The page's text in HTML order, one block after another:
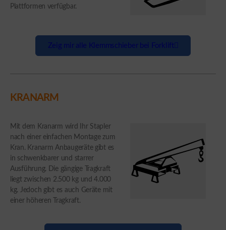
Plattformen verfügbar.
Zeig mir alle Klemmschieber bei Forklift
KRANARM
Mit dem Kranarm wird Ihr Stapler
nach einer einfachen Montage zum
Kran. Kranarm Anbaugeräte gibt es
in schwenkbarer und starrer
Ausführung. Die gängige Tragkraft
liegt zwischen 2.500 kg und 4.000
kg. Jedoch gibt es auch Geräte mit
einer höheren Tragkraft.